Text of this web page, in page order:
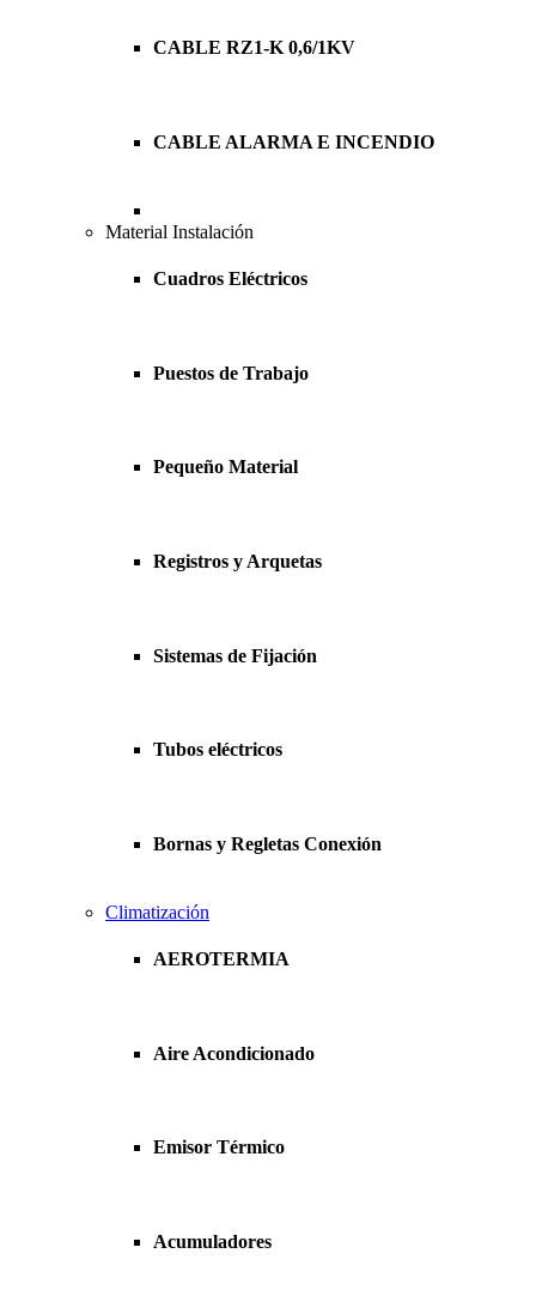
CABLE RZ1-K 0,6/1KV
CABLE ALARMA E INCENDIO
Material Instalación
Cuadros Eléctricos
Puestos de Trabajo
Pequeño Material
Registros y Arquetas
Sistemas de Fijación
Tubos eléctricos
Bornas y Regletas Conexión
Climatización
AEROTERMIA
Aire Acondicionado
Emisor Térmico
Acumuladores